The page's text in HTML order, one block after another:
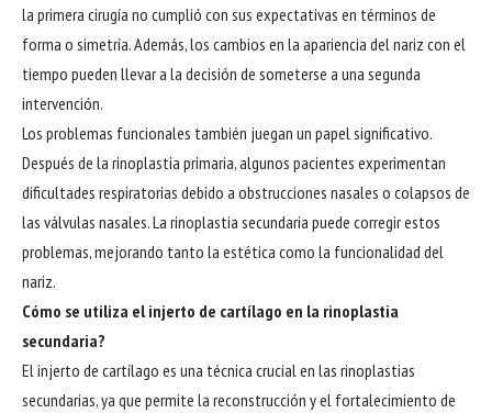
la primera cirugía no cumplió con sus expectativas en términos de
forma o simetría. Además, los cambios en la apariencia del nariz con el
tiempo pueden llevar a la decisión de someterse a una segunda
intervención.
Los problemas funcionales también juegan un papel significativo.
Después de la rinoplastia primaria, algunos pacientes experimentan
dificultades respiratorias debido a obstrucciones nasales o colapsos de
las válvulas nasales. La rinoplastia secundaria puede corregir estos
problemas, mejorando tanto la estética como la funcionalidad del
nariz.
Cómo se utiliza el injerto de cartílago en la rinoplastia
secundaria?
El injerto de cartílago es una técnica crucial en las rinoplastias
secundarias, ya que permite la reconstrucción y el fortalecimiento de